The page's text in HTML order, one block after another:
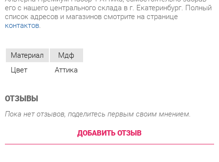
Цвет
Аттика
Пока нет отзывов, поделитесь первым своим мнением.
ДОБАВИТЬ ОТЗЫВ
ПОХОЖИЕ ТОВАРЫ